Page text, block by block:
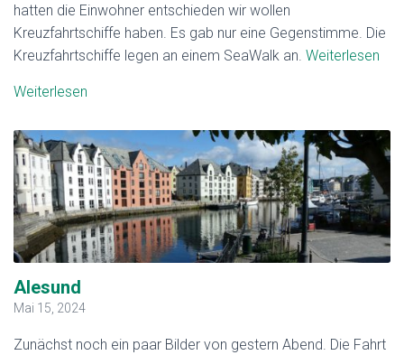
hatten die Einwohner entschieden wir wollen
Kreuzfahrtschiffe haben. Es gab nur eine Gegenstimme. Die
Kreuzfahrtschiffe legen an einem SeaWalk an. Weiterlesen
Weiterlesen
Alesund
Mai 15, 2024
Zunächst noch ein paar Bilder von gestern Abend. Die Fahrt